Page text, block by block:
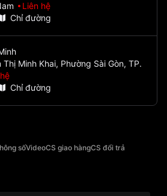
Liên hệ
Chỉ đường
Minh Khai, Phường Sài Gòn, TP.
Chỉ đường
sốVideoCS giao hàngCS đổi trả